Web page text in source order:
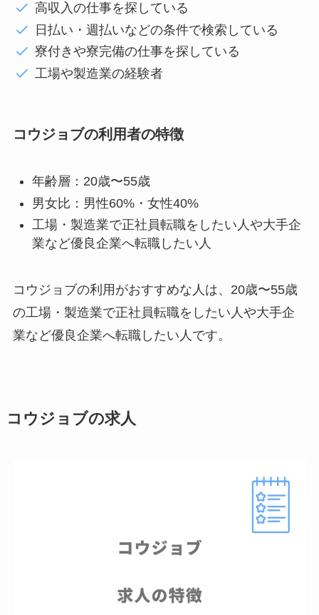
高収入の仕事を探している
日払い・週払いなどの条件で検索している
寮付きや寮完備の仕事を探している
工場や製造業の経験者
コウジョブの利用者の特徴
年齢層：20歳〜55歳
男女比：男性60%・女性40%
工場・製造業で正社員転職をしたい人や大手企
業など優良企業へ転職したい人
コウジョブの利用がおすすめな人は、20歳〜55歳
の工場・製造業で正社員転職をしたい人や大手企
業など優良企業へ転職したい人です。
コウジョブの求人